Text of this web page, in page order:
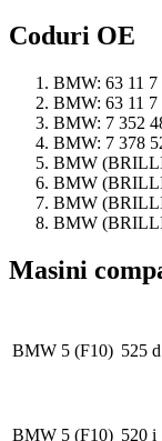
Coduri OE
BMW: 63 11 7
BMW: 63 11
BMW: 7 352
BMW: 7 378
BMW
BMW
BMW
BMW
Masini
BMW 5 (F10) 525 d
BMW 5 (F10) 520 i